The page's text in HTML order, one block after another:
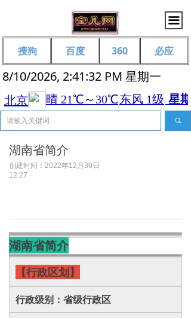
끀
8/10/2026, 2:41:32 PM 星期一
끠
搜狗 百度 360 必应
湖南省简介
创建时间： 2022年12月30日
12:27
湖南省简介
【行政区划】
行政级别：省级行政区